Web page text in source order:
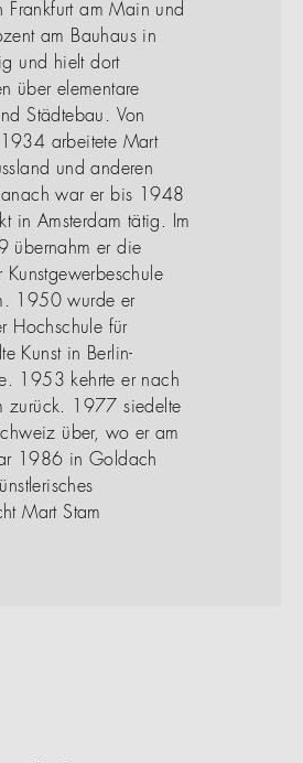
Frankfurt am Main und
am Bauhaus in
und hielt dort
über elementare
Städtebau. Von
arbeitete Mart
und anderen
war er bis 1948
in Amsterdam tätig. Im
übernahm er die
Kunstgewerbeschule
1950 wurde er
Hochschule für
Kunst in Berlin-
1953 kehrte er nach
zurück. 1977 siedelte
über, wo er am
1986 in Goldach
Mart Stam